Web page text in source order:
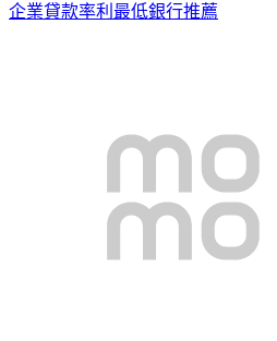
企業貸款率利最低銀行推薦